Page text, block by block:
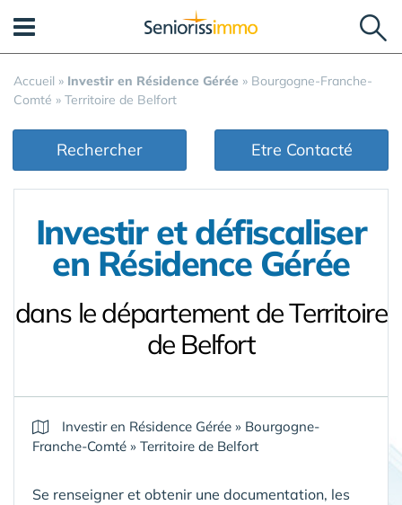
Accueil » Investir en Résidence Gérée » Bourgogne-Franche-
Comté » Territoire de Belfort
Rechercher Etre Contacté
Investir et défiscaliser
en Résidence Gérée
dans le département de Territoire
de Belfort
Investir en Résidence Gérée » Bourgogne-
Franche-Comté » Territoire de Belfort
Se renseigner et obtenir une documentation, les